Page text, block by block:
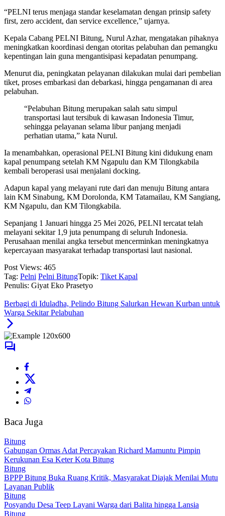
“PELNI terus menjaga standar keselamatan dengan prinsip safety
first, zero accident, dan service excellence,” ujarnya.
Kepala Cabang PELNI Bitung, Nurul Azhar, mengatakan pihaknya
meningkatkan koordinasi dengan otoritas pelabuhan dan pemangku
kepentingan lain guna mengantisipasi kepadatan penumpang.
Menurut dia, peningkatan pelayanan dilakukan mulai dari pembelian
tiket, proses embarkasi dan debarkasi, hingga pengamanan di area
pelabuhan.
“Pelabuhan Bitung merupakan salah satu simpul
transportasi laut tersibuk di kawasan Indonesia Timur,
sehingga pelayanan selama libur panjang menjadi
perhatian utama,” kata Nurul.
Ia menambahkan, operasional PELNI Bitung kini didukung enam
kapal penumpang setelah KM Ngapulu dan KM Tilongkabila
kembali beroperasi usai menjalani docking.
Adapun kapal yang melayani rute dari dan menuju Bitung antara
lain KM Sinabung, KM Dorolonda, KM Tatamailau, KM Sangiang,
KM Ngapulu, dan KM Tilongkabila.
Sepanjang 1 Januari hingga 25 Mei 2026, PELNI tercatat telah
melayani sekitar 1,9 juta penumpang di seluruh Indonesia.
Perusahaan menilai angka tersebut mencerminkan meningkatnya
kepercayaan masyarakat terhadap transportasi laut nasional.
Post Views: 465
Tag: Pelni Pelni BitungTopik: Tiket Kapal
Penulis: Giyat Eko Prasetyo
Berbagi di Iduladha, Pelindo Bitung Salurkan Hewan Kurban untuk
Warga Sekitar Pelabuhan
Baca Juga
Bitung
Gabungan Ormas Adat Percayakan Richard Mamuntu Pimpin
Kerukunan Esa Keter Kota Bitung
Bitung
BPPP Bitung Buka Ruang Kritik, Masyarakat Diajak Menilai Mutu
Layanan Publik
Bitung
Posyandu Desa Teep Layani Warga dari Balita hingga Lansia
Bitung